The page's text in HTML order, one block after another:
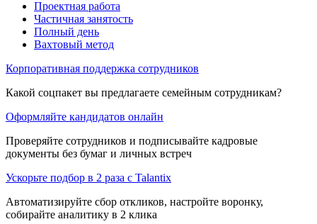
Проектная работа
Частичная занятость
Полный день
Вахтовый метод
Корпоративная поддержка сотрудников
Какой соцпакет вы предлагаете семейным сотрудникам?
Оформляйте кандидатов онлайн
Проверяйте сотрудников и подписывайте кадровые
документы без бумаг и личных встреч
Ускорьте подбор в 2 раза с Talantix
Автоматизируйте сбор откликов, настройте воронку,
собирайте аналитику в 2 клика